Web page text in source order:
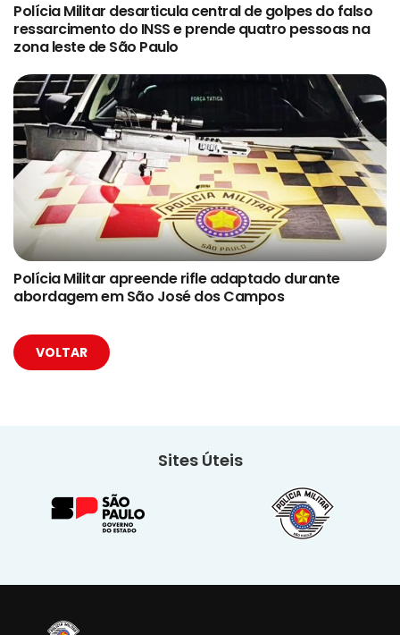
Polícia Militar desarticula central de golpes do falso
ressarcimento do INSS e prende quatro pessoas na
zona leste de São Paulo
Polícia Militar apreende rifle adaptado durante
abordagem em São José dos Campos
VOLTAR
Sites Úteis